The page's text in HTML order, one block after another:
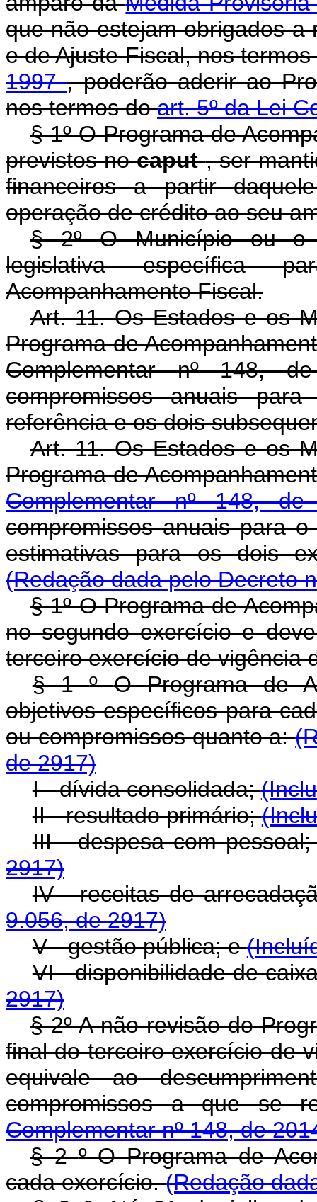
que não estejam obrigados a
e de Ajuste Fiscal, nos
1997, poderão aderir ao
nos termos doart. 5º da Lei
§ 1º O Programa de
previstos nocaput, ser
financeiros a partir
operação de crédito ao seu
§ 2º O Município ou o
legislativa específica
Acompanhamento Fiscal.
Art. 11. Os Estados e os
Programa de
Complementar nº 148,
compromissos anuais
referência e os dois
Art. 11. Os Estados e os
Programa de
Complementar nº 148,
compromissos anuais para
estimativas para os dois
(Redação dada pelo Decreto
§ 1º O Programa de
no segundo exercício e
terceiro exercício de vigência
§ 1ºO Programa de
objetivos específicos para
ou compromissos quanto a:
de 2917)
I - dívida consolidada;
II - resultado primário;
III - despesa com
2917)
IV - receitas de
9.056, de 2917)
V - gestão pública; e
VI - disponibilidade de
2917)
§ 2º A não revisão do
final do terceiro exercício de
equivale ao
compromissos a que se
Complementar nº 148, de
§ 2ºO Programa de
cada exercício.(Redação